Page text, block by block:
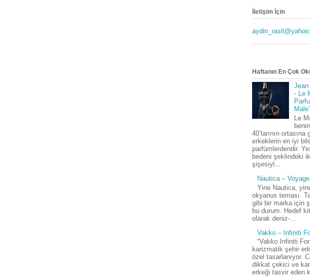
İletişim İçin
Haftanın En Çok
- Le
Le
40’larının ortasına
erkeklerin en iyi
parfümlerdendir.
bedeni şeklindeki
şişesiyl...
Nautica –
Yine Nautica,
okyanus teması.
gibi bir marka için
bu durum. Hedef
olarak deniz-...
Vakko – Infiniti
“Vakko Infiniti
karizmatik şehir
özel tasarlanıyor.
dikkat çekici ve
erkeği tasvir eden